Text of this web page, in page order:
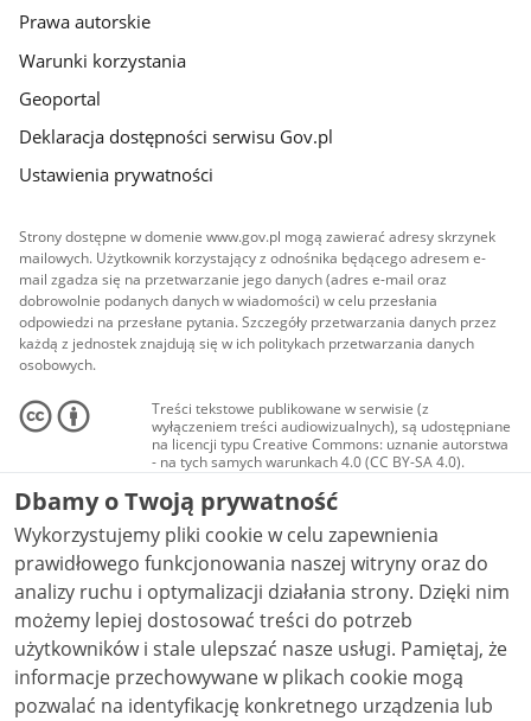
Prawa autorskie
Warunki korzystania
Geoportal
Deklaracja dostępności serwisu Gov.pl
Ustawienia prywatności
Strony dostępne w domenie www.gov.pl mogą zawierać adresy skrzynek
mailowych. Użytkownik korzystający z odnośnika będącego adresem e-
mail zgadza się na przetwarzanie jego danych (adres e-mail oraz
dobrowolnie podanych danych w wiadomości) w celu przesłania
odpowiedzi na przesłane pytania. Szczegóły przetwarzania danych przez
każdą z jednostek znajdują się w ich politykach przetwarzania danych
osobowych.
Treści tekstowe publikowane w serwisie (z
wyłączeniem treści audiowizualnych), są udostępniane
na licencji typu Creative Commons: uznanie autorstwa
- na tych samych warunkach 4.0 (CC BY-SA 4.0).
Materiały audiowizualne, w tym zdjęcia, materiały
audio i wideo, są udostępniane na licencji typu
Creative Commons: uznanie autorstwa użycie
niekomercyjne - bez utworów zależnych 4.0 (CC BY-
NC-ND 4.0), o ile nie jest to stwierdzone inaczej.
Dbamy o Twoją prywatność
Wykorzystujemy pliki cookie w celu zapewnienia
prawidłowego funkcjonowania naszej witryny oraz do
analizy ruchu i optymalizacji działania strony. Dzięki nim
możemy lepiej dostosować treści do potrzeb
użytkowników i stale ulepszać nasze usługi. Pamiętaj, że
informacje przechowywane w plikach cookie mogą
pozwalać na identyfikację konkretnego urządzenia lub